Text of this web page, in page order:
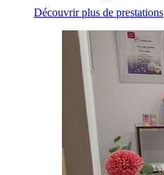
Découvrir plus de prestations